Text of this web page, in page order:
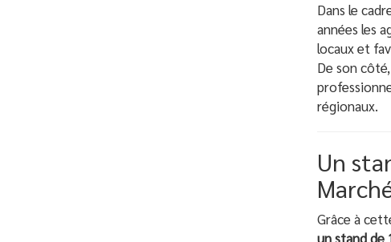
Dans le
années les
locaux et
De son
régionaux.
Un
Grâce à
un stand de